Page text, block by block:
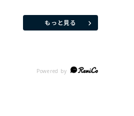
もっと見る